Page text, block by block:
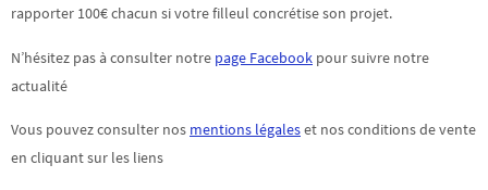
rapporter 100€ chacun si votre filleul concrétise son projet.
N’hésitez pas à consulter notre page Facebook pour suivre notre
actualité
Vous pouvez consulter nos mentions légaleset nos conditions de vente
en cliquant sur les liens